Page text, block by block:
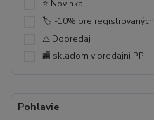
⭐️ Novinka
🏷️ -10% pre registrovaných
⚠️ Dopredaj
🏬 skladom v predajni PP
Pohlavie